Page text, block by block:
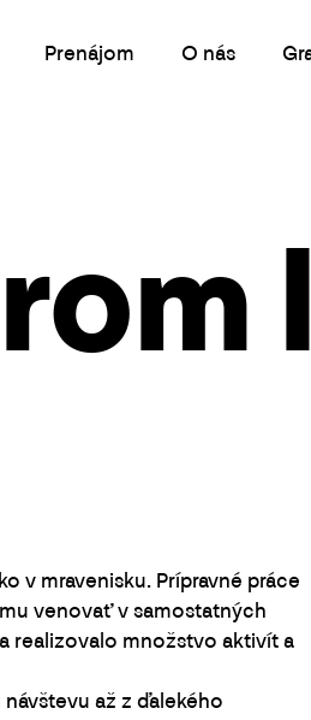
Prenájom O nás
v mravenisku. Prípravné práce
venovať v samostatných
realizovalo množstvo aktivít a
až z ďalekého